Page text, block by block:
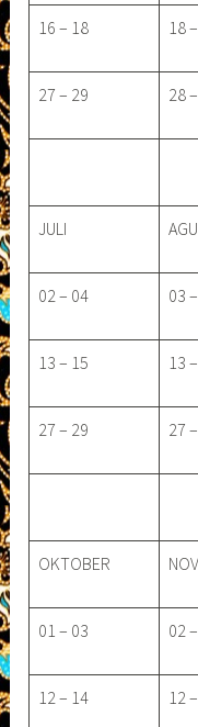
16 – 18 18
27 – 29 28
JULI
02 – 04 03
13 – 15 13
27 – 29 27
OKTOBER
01 – 03 02
12 – 14 12